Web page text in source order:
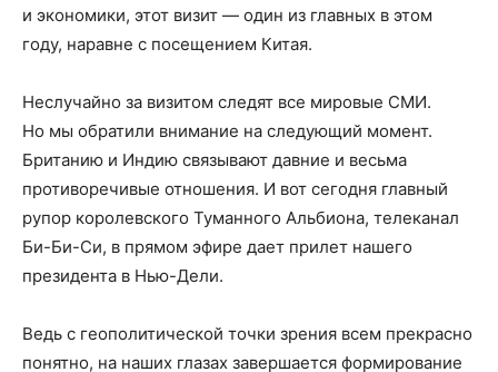
и экономики, этот визит — один из главных в этом
году, наравне с посещением Китая.
Неслучайно за визитом следят все мировые СМИ.
Но мы обратили внимание на следующий момент.
Британию и Индию связывают давние и весьма
противоречивые отношения. И вот сегодня главный
рупор королевского Туманного Альбиона, телеканал
Би-Би-Си, в прямом эфире дает прилет нашего
президента в Нью-Дели.
Ведь с геополитической точки зрения всем прекрасно
понятно, на наших глазах завершается формирование